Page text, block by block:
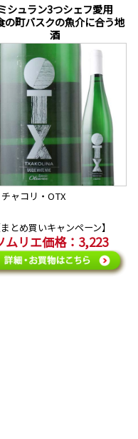
シュラン3つシェフ愛用
の町バスクの魚介に合う地
酒
チャコリ・OTX
まとめ買いキャンペーン】
ムリエ価格：3,223